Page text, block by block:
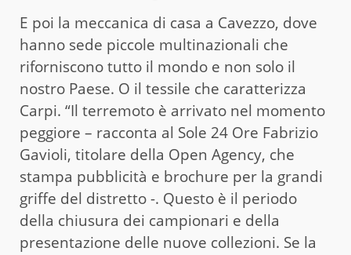
E poi la meccanica di casa a Cavezzo, dove
hanno sede piccole multinazionali che
riforniscono tutto il mondo e non solo il
nostro Paese. O il tessile che caratterizza
Carpi. “Il terremoto è arrivato nel momento
peggiore – racconta al Sole 24 Ore Fabrizio
Gavioli, titolare della Open Agency, che
stampa pubblicità e brochure per la grandi
griffe del distretto -. Questo è il periodo
della chiusura dei campionari e della
presentazione delle nuove collezioni. Se la